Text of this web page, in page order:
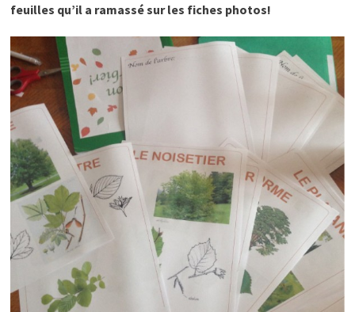
feuilles qu’il a ramassé sur les fiches photos!